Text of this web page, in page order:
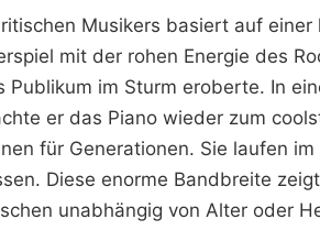
Musikers basiert auf
mit der rohen Energie des
Publikum im Sturm eroberte. In
er das Piano wieder zum
für Generationen. Sie laufen
Diese enorme Bandbreite
unabhängig von Alter oder